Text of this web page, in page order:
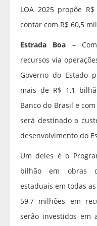
LOA 2025 propõe
contar com R$ 60,5
Estrada Boa –
recursos via
Governo do Estado
mais de R$ 1,1
Banco do Brasil e
será destinado a
desenvolvimento do
Um deles é o
bilhão em obras
estaduais em todas
59,7 milhões em
serão investidos em